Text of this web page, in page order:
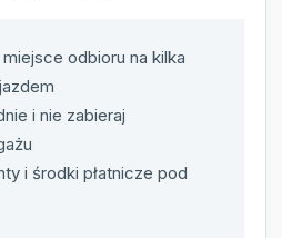
odbioru na kilka
i nie zabieraj
i środki płatnicze pod